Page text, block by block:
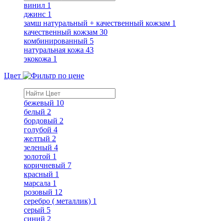
винил 1
джинс 1
замш натуральный + качественный кожзам 1
качественный кожзам 30
комбинированный 5
натуральная кожа 43
экокожа 1
Цвет
бежевый 10
белый 2
бордовый 2
голубой 4
желтый 2
зеленый 4
золотой 1
коричневый 7
красный 1
марсала 1
розовый 12
серебро ( металлик) 1
серый 5
синий 2